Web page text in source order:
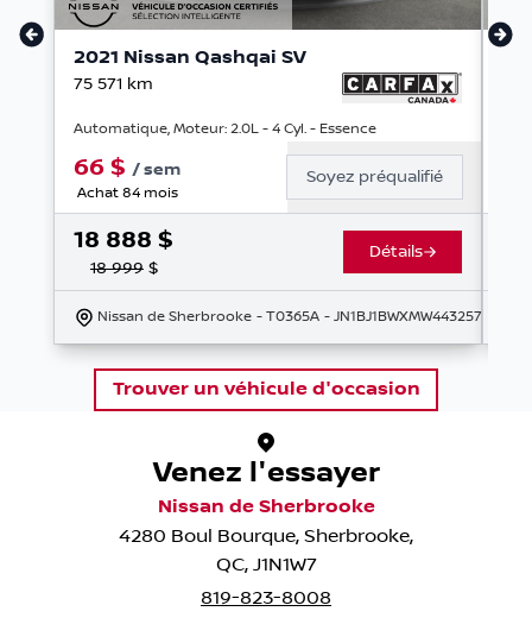
2021 Nissan Qashqai SV
75 571 km
Automatique, Moteur: 2.0L - 4 Cyl. - Essence
66 $ / sem
Achat 84 mois
Soyez préqualifié
18 888 $
18 999$
Détails
Nissan de Sherbrooke - T0365A - JN1BJ1BWXMW443257
Trouver un véhicule d'occasion
Venez l'essayer
Nissan de Sherbrooke
4280 Boul Bourque, Sherbrooke,
QC, J1N1W7
819-823-8008